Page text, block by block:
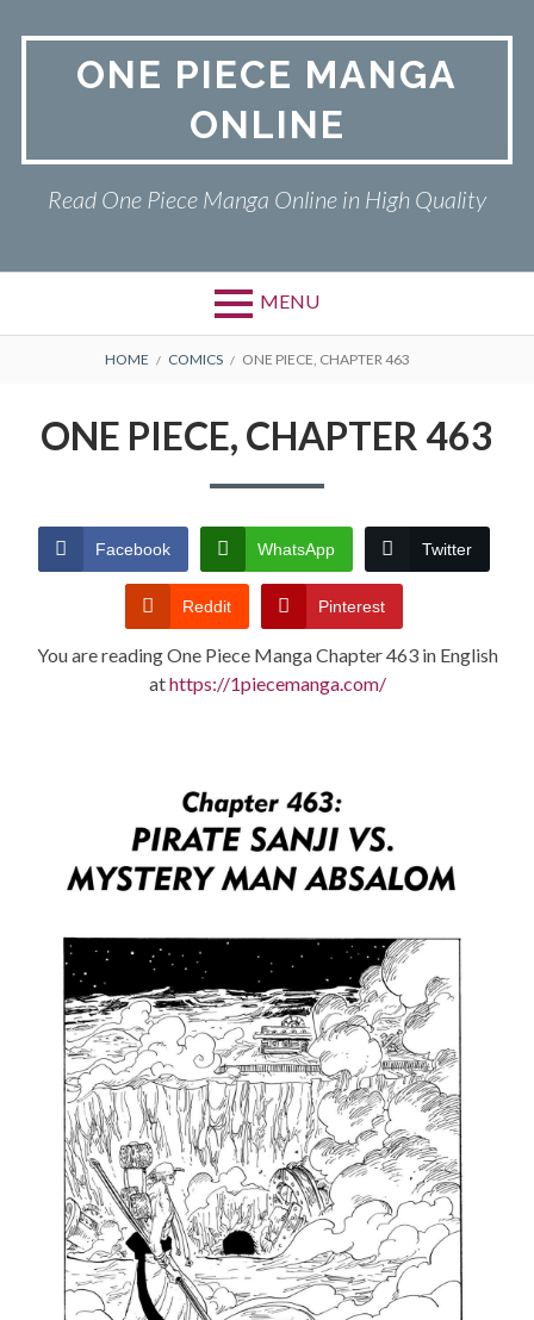
ONE PIECE MANGA
ONLINE
Read One Piece Manga Online in High Quality
MENU
Primary
ONE PIECE
TERMS AND
CONDITIONS
BREADCRUMBS
HOME COMICS ONE PIECE, CHAPTER 463
ONE PIECE, CHAPTER 463
Facebook WhatsApp Twitter
Reddit Pinterest
You are reading One Piece Manga Chapter 463 in English
athttps://1piecemanga.com/